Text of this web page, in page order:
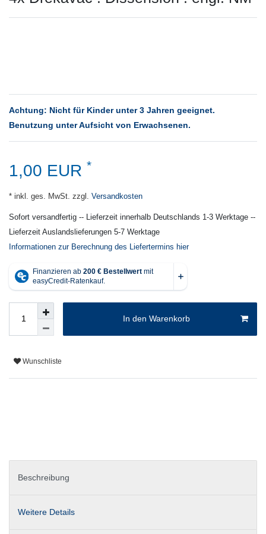
Achtung: Nicht für Kinder unter 3 Jahren geeignet.
Benutzung unter Aufsicht von Erwachsenen.
1,00 EUR *
* inkl. ges. MwSt. zzgl. Versandkosten
Sofort versandfertig -- Lieferzeit innerhalb Deutschlands 1-3 Werktage --
Lieferzeit Auslandslieferungen 5-7 Werktage
Informationen zur Berechnung des Liefertermins hier
In den Warenkorb
Wunschliste
Beschreibung
Weitere Details